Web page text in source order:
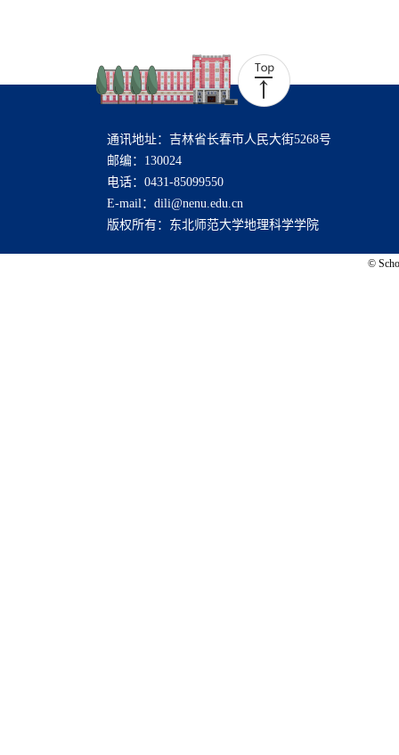
通讯地址：吉林省长春市人民大街5268号
邮编：130024
电话：0431-85099550
E-mail：dili@nenu.edu.cn
版权所有：东北师范大学地理科学学院
©